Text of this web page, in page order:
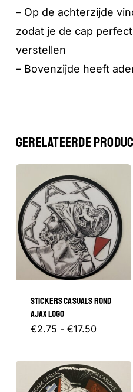
Geen
– Op de achterzijde
zodat je de cap
verstellen
– Bovenzijde heeft
GERELATEERDE
STICKERS CASUALS ROND
AJAX LOGO
€2.75 - €17.50Dit
heeft